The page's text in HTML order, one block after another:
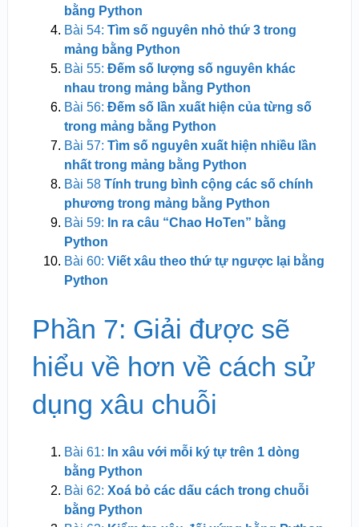
bằng Python
Bài 54: Tìm số nguyên nhỏ thứ 3 trong
mảng bằng Python
Bài 55: Đếm số lượng số nguyên khác
nhau trong mảng bằng Python
Bài 56: Đếm số lần xuất hiện của từng số
trong mảng bằng Python
Bài 57: Tìm số nguyên xuất hiện nhiều lần
nhất trong mảng bằng Python
Bài 58 Tính trung bình cộng các số chính
phương trong mảng bằng Python
Bài 59: In ra câu “Chao HoTen” bằng
Python
Bài 60: Viết xâu theo thứ tự ngược lại bằng
Python
Phần 7: Giải được sẽ
hiểu về hơn về cách sử
dụng xâu chuỗi
Bài 61: In xâu với mỗi ký tự trên 1 dòng
bằng Python
Bài 62: Xoá bỏ các dấu cách trong chuỗi
bằng Python